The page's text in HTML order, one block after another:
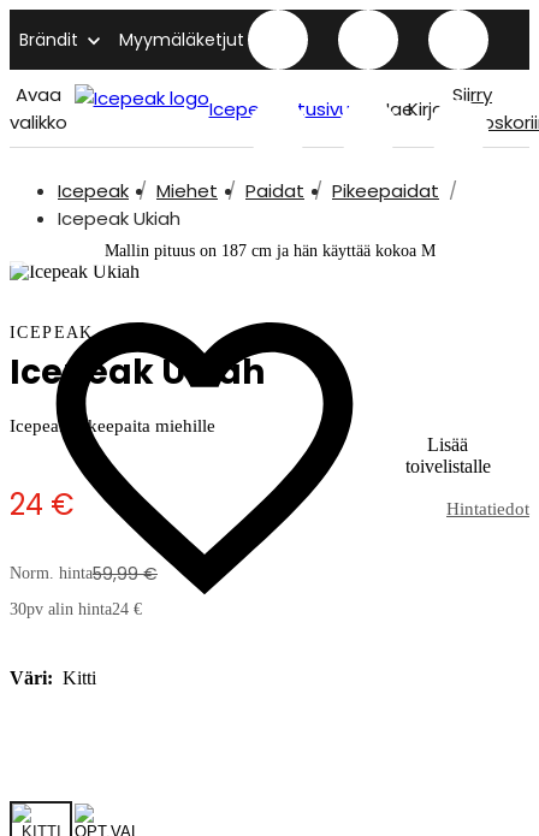
Brändit Myymäläketjut
Avaa
valikko
Icepeak etusivu HaeKirjaudu
Siirry
Icepeak Miehet Paidat
Pikeepaidat
Icepeak Ukiah
Lisää
toivelistalle
Mallin pituus on 187 cm ja hän käyttää kokoa M
ICEPEAK
Icepeak Ukiah
Icepeak pikeepaita miehille
24 € Hintatiedot
Norm. hinta59,99 €
30pv alin hinta24 €
Väri: Kitti